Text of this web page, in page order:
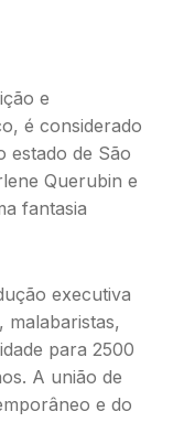
e
é considerado
estado de São
Querubin e
fantasia
executiva
malabaristas,
para 2500
A união de
e do